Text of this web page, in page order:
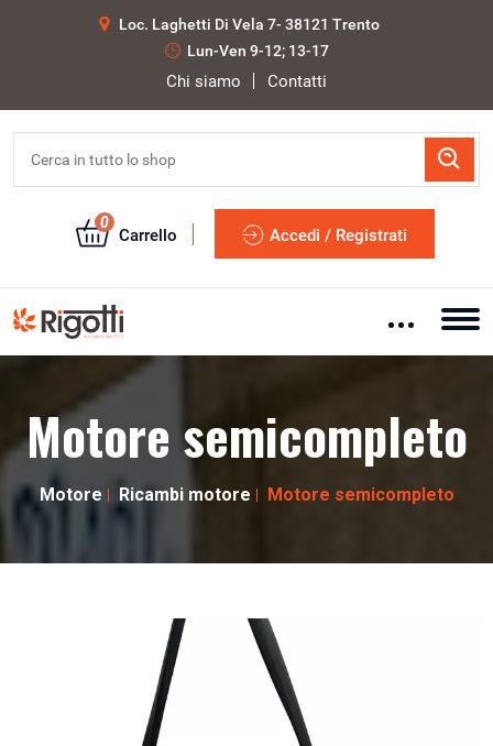
Loc. Laghetti Di Vela 7- 38121 Trento
Lun-Ven 9-12; 13-17
Chi siamo Contatti
0
Carrello Accedi / Registrati
Motore semicompleto
Motore Ricambi motore Motore semicompleto